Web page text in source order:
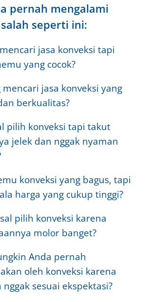
pernah mengalami
seperti ini:
jasa konveksi tapi
yang cocok?
mencari jasa konveksi yang
berkualitas?
pilih konveksi tapi takut
jelek dan nggak nyaman
konveksi yang bagus, tapi
harga yang cukup tinggi?
pilih konveksi karena
molor banget?
Anda pernah
oleh konveksi karena
nggak sesuai ekspektasi?